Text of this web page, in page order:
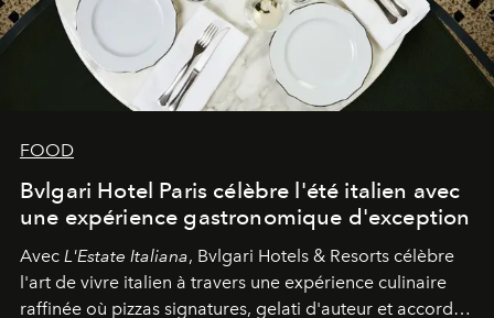
FOOD
Bvlgari Hotel Paris célèbre l'été italien avec
une expérience gastronomique d'exception
Avec L'Estate Italiana, Bvlgari Hotels & Resorts célèbre
l'art de vivre italien à travers une expérience culinaire
raffinée où pizzas signatures, gelati d'auteur et accords